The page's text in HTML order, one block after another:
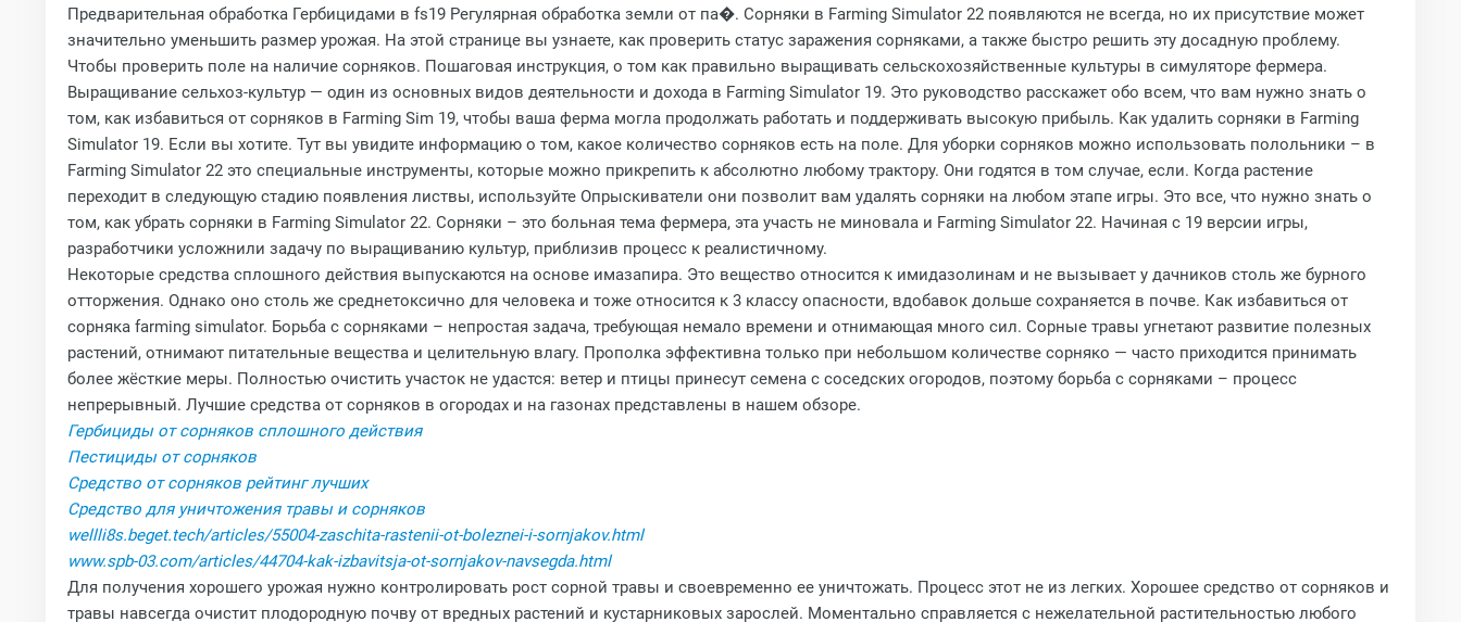
Предварительная обработка Гербицидами в fs19 Регулярная обработка земли от па�. Сорняки в Farming Simulator 22 появляются не всегда, но их присутствие может
значительно уменьшить размер урожая. На этой странице вы узнаете, как проверить статус заражения сорняками, а также быстро решить эту досадную проблему.
Чтобы проверить поле на наличие сорняков. Пошаговая инструкция, о том как правильно выращивать сельскохозяйственные культуры в симуляторе фермера.
Выращивание сельхоз-культур — один из основных видов деятельности и дохода в Farming Simulator 19. Это руководство расскажет обо всем, что вам нужно знать о
том, как избавиться от сорняков в Farming Sim 19, чтобы ваша ферма могла продолжать работать и поддерживать высокую прибыль. Как удалить сорняки в Farming
Simulator 19. Если вы хотите. Тут вы увидите информацию о том, какое количество сорняков есть на поле. Для уборки сорняков можно использовать полольники – в
Farming Simulator 22 это специальные инструменты, которые можно прикрепить к абсолютно любому трактору. Они годятся в том случае, если. Когда растение
переходит в следующую стадию появления листвы, используйте Опрыскиватели они позволит вам удалять сорняки на любом этапе игры. Это все, что нужно знать о
том, как убрать сорняки в Farming Simulator 22. Сорняки – это больная тема фермера, эта участь не миновала и Farming Simulator 22. Начиная с 19 версии игры,
разработчики усложнили задачу по выращиванию культур, приблизив процесс к реалистичному.
Некоторые средства сплошного действия выпускаются на основе имазапира. Это вещество относится к имидазолинам и не вызывает у дачников столь же бурного
отторжения. Однако оно столь же среднетоксично для человека и тоже относится к 3 классу опасности, вдобавок дольше сохраняется в почве. Как избавиться от
сорняка farming simulator. Борьба с сорняками – непростая задача, требующая немало времени и отнимающая много сил. Сорные травы угнетают развитие полезных
растений, отнимают питательные вещества и целительную влагу. Прополка эффективна только при небольшом количестве сорняко — часто приходится принимать
более жёсткие меры. Полностью очистить участок не удастся: ветер и птицы принесут семена с соседских огородов, поэтому борьба с сорняками – процесс
непрерывный. Лучшие средства от сорняков в огородах и на газонах представлены в нашем обзоре.
Гербициды от сорняков сплошного действия
Пестициды от сорняков
Средство от сорняков рейтинг лучших
Средство для уничтожения травы и сорняков
wellli8s.beget.tech/articles/55004-zaschita-rastenii-ot-boleznei-i-sornjakov.html
www.spb-03.com/articles/44704-kak-izbavitsja-ot-sornjakov-navsegda.html
Для получения хорошего урожая нужно контролировать рост сорной травы и своевременно ее уничтожать. Процесс этот не из легких. Хорошее средство от сорняков и
травы навсегда очистит плодородную почву от вредных растений и кустарниковых зарослей. Моментально справляется с нежелательной растительностью любого